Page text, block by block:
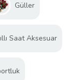
Güller
Saat Aksesuar